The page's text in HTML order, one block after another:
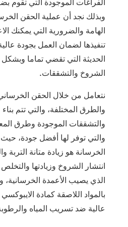
وبذلك نجد أن عملية الحقن
الهامة والضرورية التي يمكنك
تنفيذها لضمان العمل بجودة
الحديثة التي تقضي تماما
الشروخ والتشققات.
نتعامل من خلال الحقن الخرساني
والطرق المختلفة، والتي تتم
والتشققات الموجودة وطرق
والتي توفر لها أفضل جودة،
الخرسانة هو زيادة متانة التربة
انتشار الشروخ وزيادتها
الذي يصيب الأعمدة
بالمواد اللاصقة كمادة
عالية ضد تسريب المياه